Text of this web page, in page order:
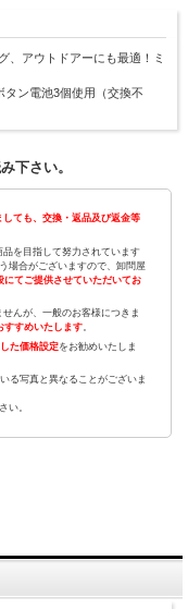
、アウトドアーにも最適！ミ
ン電池3個使用（交換不
下さい。
ても、交換・返品及び返金等
を目指して努力されています
場合がございますので、卸問屋
てご提供させていただいてお
んが、一般のお客様につきま
すすめいたします。
た価格設定をお勧めいたしま
る写真と異なることがございま
い。